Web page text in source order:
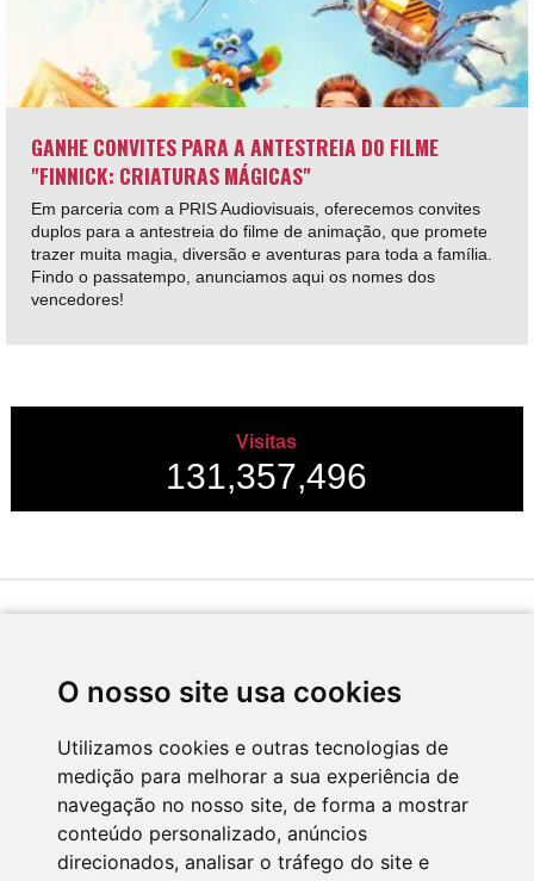
O nosso site usa cookies
Utilizamos cookies e outras tecnologias de
medição para melhorar a sua experiência de
navegação no nosso site, de forma a mostrar
conteúdo personalizado, anúncios
direcionados, analisar o tráfego do site e
GANHE CONVITES PARA A ANTESTREIA DO FILME
"FINNICK: CRIATURAS MÁGICAS"
Em parceria com a PRIS Audiovisuais, oferecemos convites
duplos para a antestreia do filme de animação, que promete
trazer muita magia, diversão e aventuras para toda a família.
Findo o passatempo, anunciamos aqui os nomes dos
vencedores!
Visitas
131,357,496